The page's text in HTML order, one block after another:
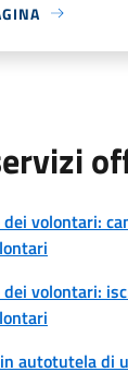
volontari:
volontari:
autotutela di